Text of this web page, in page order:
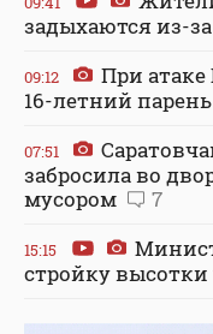
задыхаются из-
09:12
При
16-летний парень
07:51
забросила во
мусором
7
15:15
стройку высотки